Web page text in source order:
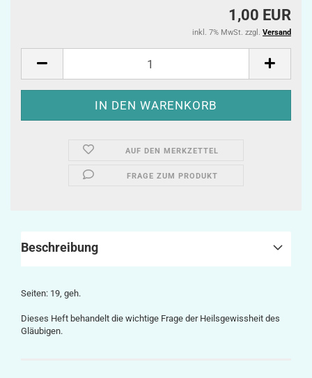
1,00 EUR
inkl. 7% MwSt. zzgl. Versand
AUF DEN MERKZETTEL
FRAGE ZUM PRODUKT
Beschreibung
Seiten: 19, geh.
Dieses Heft behandelt die wichtige Frage der Heilsgewissheit des
Gläubigen.